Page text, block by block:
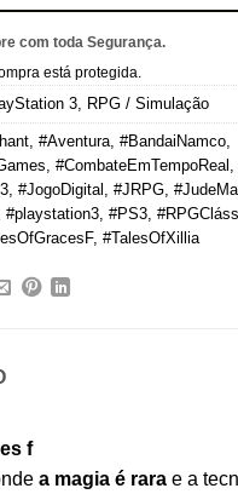
com toda Segurança.
está protegida.
3 RPG / Simulação
#Aventura #BandaiNamco
#CombateEmTempoReal
#JogoDigital #JRPG
#playstation3 #PS3
, #TalesOfXillia
f
a magia é rara e a